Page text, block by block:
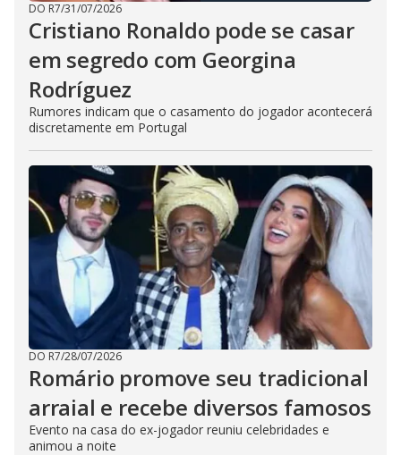
DO R7/31/07/2026
Cristiano Ronaldo pode se casar
em segredo com Georgina
Rodríguez
Rumores indicam que o casamento do jogador acontecerá
discretamente em Portugal
DO R7/28/07/2026
Romário promove seu tradicional
arraial e recebe diversos famosos
Evento na casa do ex-jogador reuniu celebridades e
animou a noite